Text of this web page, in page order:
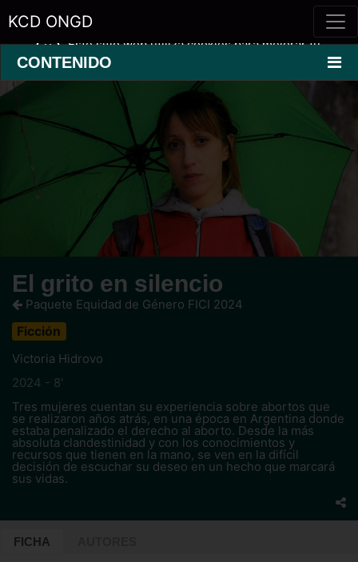
KCD ONGD
CONTENIDO
El grito en silencio
Paquete Equidad de Género FICI 2024
Ficción
Victoria Hidrovo
2024 - 8'
Tres mujeres cuentan su experiencia sobre abortos que
se realizaron años atrás, en una época en Argentina donde
estaba penalizado el derecho al aborto. Desde la más
absoluta clandestinidad y con los conocimientos y
recursos que tienen en la mano, se ven en la difícil
decisión de escuchar su deseo en un hecho que marcará
sus vidas.
FICHA
Este sitio web utiliza cookies para mejorar tu
experiencia.